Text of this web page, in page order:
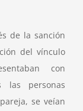
de la sanción
del vínculo
con
las personas
se veían